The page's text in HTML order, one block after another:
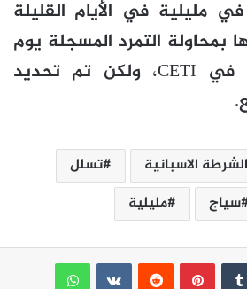
مليلية في الأيام القليلة
بمحاولة التمرد المسجلة يوم
الأربعاء 26 غشت في CETI، ولكن تم تحديد
الشرطة الاسبانية
تسلل
سياج مليلية
بينتيريست
واتساب